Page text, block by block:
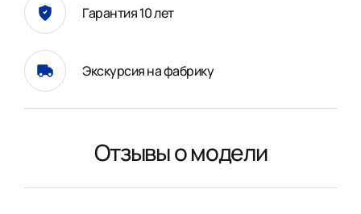
Гарантия 10 лет
Экскурсия на фабрику
Отзывы о модели